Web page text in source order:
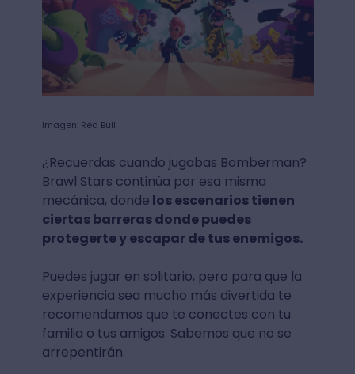
Imagen: Red Bull
¿Recuerdas cuando jugabas Bomberman?
Brawl Stars continúa por esa misma
mecánica, donde los escenarios tienen
ciertas barreras donde puedes
protegerte y escapar de tus enemigos.
Puedes jugar en solitario, pero para que la
experiencia sea mucho más divertida te
recomendamos que te conectes con tu
familia o tus amigos. Sabemos que no se
arrepentirán.